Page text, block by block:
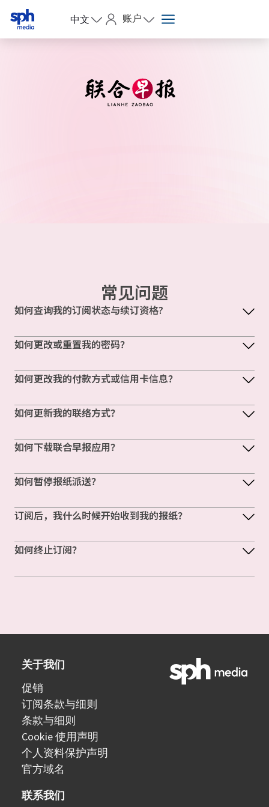
中文 账户
常见问题
如何查询我的订阅状态与续订资格?
如何更改或重置我的密码？
如何更改我的付款方式或信用卡信息？
如何更新我的联络方式？
如何下载联合早报应用？
如何暂停报纸派送？
订阅后，我什么时候开始收到我的报纸？
如何终止订阅？
关于我们
促销
订阅条款与细则
条款与细则
Cookie 使用声明
个人资料保护声明
官方域名
联系我们